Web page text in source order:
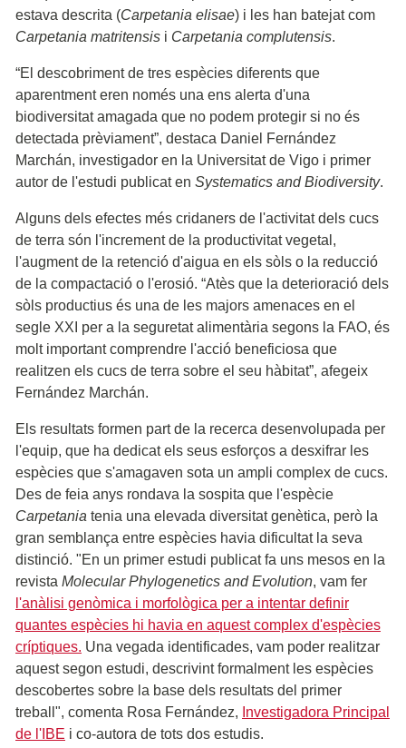
estava descrita (Carpetania elisae) i les han batejat com
Carpetania matritensis i Carpetania complutensis.
“El descobriment de tres espècies diferents que
aparentment eren només una ens alerta d'una
biodiversitat amagada que no podem protegir si no és
detectada prèviament”, destaca Daniel Fernández
Marchán, investigador en la Universitat de Vigo i primer
autor de l'estudi publicat en Systematics and Biodiversity.
Alguns dels efectes més cridaners de l'activitat dels cucs
de terra són l'increment de la productivitat vegetal,
l'augment de la retenció d'aigua en els sòls o la reducció
de la compactació o l'erosió. “Atès que la deterioració dels
sòls productius és una de les majors amenaces en el
segle XXI per a la seguretat alimentària segons la FAO, és
molt important comprendre l'acció beneficiosa que
realitzen els cucs de terra sobre el seu hàbitat”, afegeix
Fernández Marchán.
Els resultats formen part de la recerca desenvolupada per
l'equip, que ha dedicat els seus esforços a desxifrar les
espècies que s'amagaven sota un ampli complex de cucs.
Des de feia anys rondava la sospita que l'espècie
Carpetania tenia una elevada diversitat genètica, però la
gran semblança entre espècies havia dificultat la seva
distinció. "En un primer estudi publicat fa uns mesos en la
revista Molecular Phylogenetics and Evolution, vam fer
l'anàlisi genòmica i morfològica per a intentar definir
quantes espècies hi havia en aquest complex d'espècies
críptiques. Una vegada identificades, vam poder realitzar
aquest segon estudi, descrivint formalment les espècies
descobertes sobre la base dels resultats del primer
treball", comenta Rosa Fernández, Investigadora Principal
de l'IBE i co-autora de tots dos estudis.